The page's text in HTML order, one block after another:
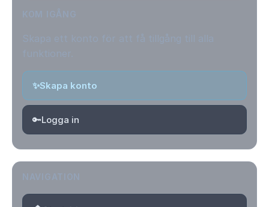
✨Skapa konto
🔑Logga in